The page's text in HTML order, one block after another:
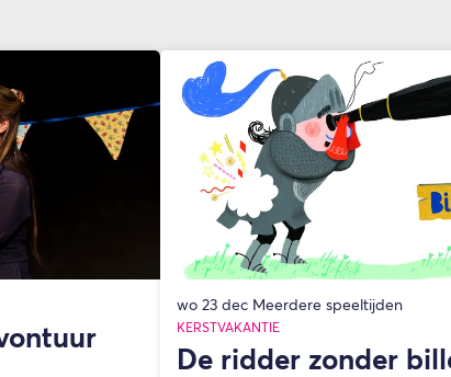
De ridder zonder
KERSTVAKANTIE
wo 23 dec Meerdere speeltijden